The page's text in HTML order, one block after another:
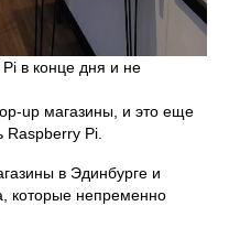
в конце дня и не
up магазины, и это еще
Raspberry Pi.
в Эдинбурге и
которые непременно